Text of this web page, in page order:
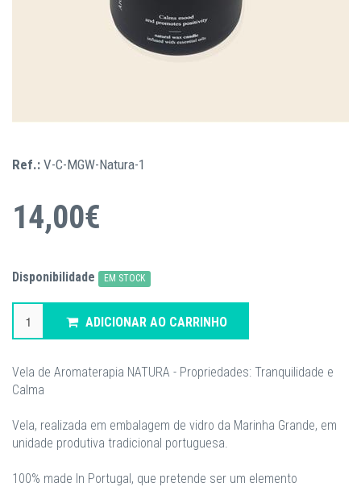
Ref.: V-C-MGW-Natura-1
14,00€
Disponibilidade EM STOCK
ADICIONAR AO CARRINHO
Vela de Aromaterapia NATURA - Propriedades: Tranquilidade e
Calma
Vela, realizada em embalagem de vidro da Marinha Grande, em
unidade produtiva tradicional portuguesa.
100% made In Portugal, que pretende ser um elemento